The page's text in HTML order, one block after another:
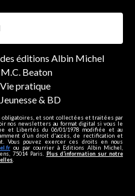
des éditions Albin Michel
Beaton
Vie pratique
& BD
obligatoires, et sont collectées et traitées par
nos newsletters au format digital si vous le
et Libertés du 06/01/1978 modifiée et au
d'un droit d'accès, de rectification et
Vous pouvez exercer ces droits en nous
ou par courrier à Editions Albin Michel,
75014 Paris. Plus d’information sur notre